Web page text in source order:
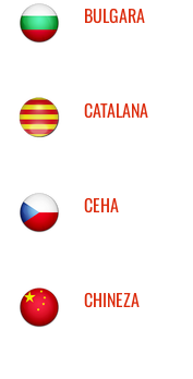
BULGARA
CATALANA
CEHA
CHINEZA